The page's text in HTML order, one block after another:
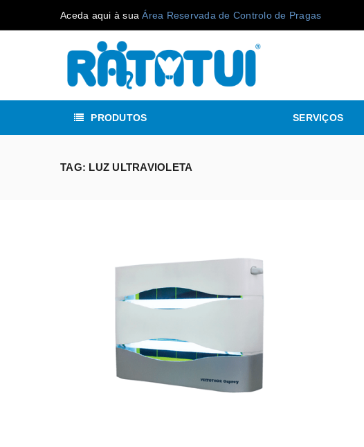
Aceda aqui à suaÁrea Reservada de Controlo de Pragas
PRODUTOS SERVIÇOS
TAG: LUZ ULTRAVIOLETA